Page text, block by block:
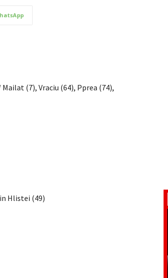
(7), Vraciu (64), Pprea (74),
Hlistei (49)